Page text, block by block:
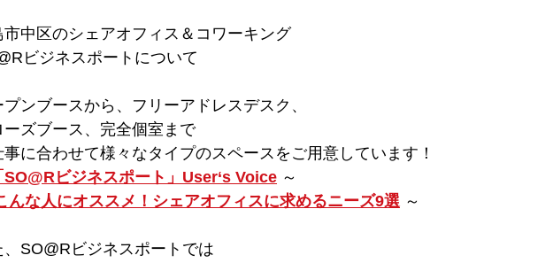
市中区のシェアオフィス＆コワーキング
ビジネスポートについて
プンブースから、フリーアドレスデスク、
ーズブース、完全個室まで
事に合わせて様々なタイプのスペースをご用意しています！
SO@Rビジネスポート」User‘s Voice ～
んな人にオススメ！シェアオフィスに求めるニーズ9選 ～
、SO@Rビジネスポートでは